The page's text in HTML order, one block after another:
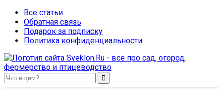
Все статьи
Обратная связь
Подарок за подписку
Политика конфиденциальности
Sveklon.Ru – все про сад, огород, фермерство и птицеводство